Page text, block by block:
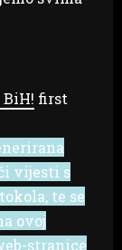
first
vijesti s
te se
ovoj
stranice